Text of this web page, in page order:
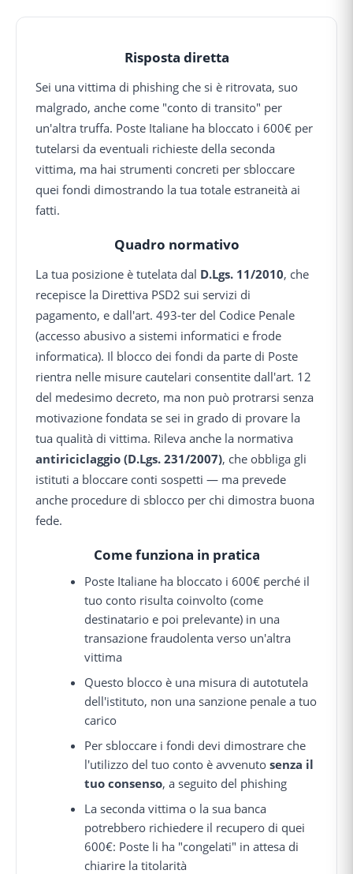
Risposta diretta
Sei una vittima di phishing che si è ritrovata, suo
malgrado, anche come "conto di transito" per
un'altra truffa. Poste Italiane ha bloccato i 600€ per
tutelarsi da eventuali richieste della seconda
vittima, ma hai strumenti concreti per sbloccare
quei fondi dimostrando la tua totale estraneità ai
fatti.
Quadro normativo
La tua posizione è tutelata dal D.Lgs. 11/2010, che
recepisce la Direttiva PSD2 sui servizi di
pagamento, e dall'art. 493-ter del Codice Penale
(accesso abusivo a sistemi informatici e frode
informatica). Il blocco dei fondi da parte di Poste
rientra nelle misure cautelari consentite dall'art. 12
del medesimo decreto, ma non può protrarsi senza
motivazione fondata se sei in grado di provare la
tua qualità di vittima. Rileva anche la normativa
antiriciclaggio (D.Lgs. 231/2007), che obbliga gli
istituti a bloccare conti sospetti — ma prevede
anche procedure di sblocco per chi dimostra buona
fede.
Come funziona in pratica
Poste Italiane ha bloccato i 600€ perché il
tuo conto risulta coinvolto (come
destinatario e poi prelevante) in una
transazione fraudolenta verso un'altra
vittima
Questo blocco è una misura di autotutela
dell'istituto, non una sanzione penale a tuo
carico
Per sbloccare i fondi devi dimostrare che
l'utilizzo del tuo conto è avvenutosenza il
tuo consenso, a seguito del phishing
La seconda vittima o la sua banca
potrebbero richiedere il recupero di quei
600€: Poste li ha "congelati" in attesa di
chiarire la titolarità